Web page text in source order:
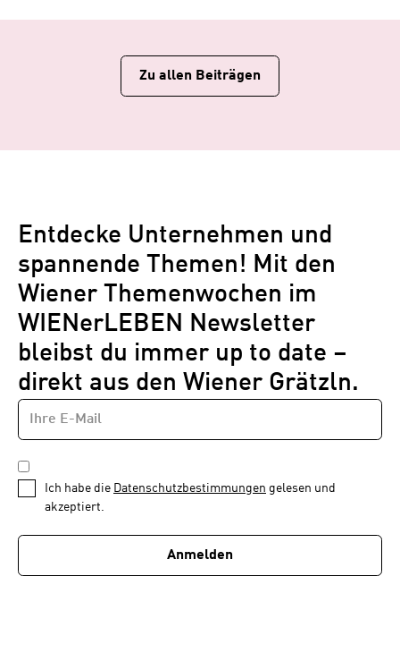
Zu allen Beiträgen
Entdecke Unternehmen und
spannende Themen! Mit den
Wiener Themenwochen im
WIENerLEBEN Newsletter
bleibst du immer up to date –
direkt aus den Wiener Grätzln.
Newsletter
1
von
E-
MAIL-
ADRESSE
DATENSCHUTZBESTIMMUNGEN
*
Ich habe die Datenschutzbestimmungen gelesen und
akzeptiert.
Anmelden